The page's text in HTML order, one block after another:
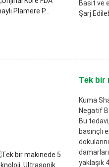
Basit ve
Şarj
Tek bir
Kuma
Negatif
Bu
basınçlı
yaklaşık